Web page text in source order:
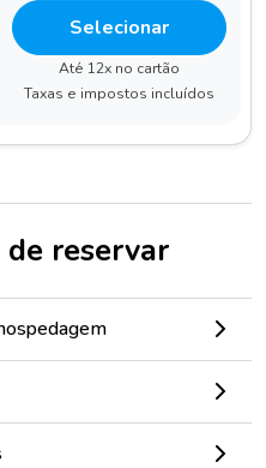
Selecionar
Até 12x no cartão
Taxas e impostos incluídos
reservar